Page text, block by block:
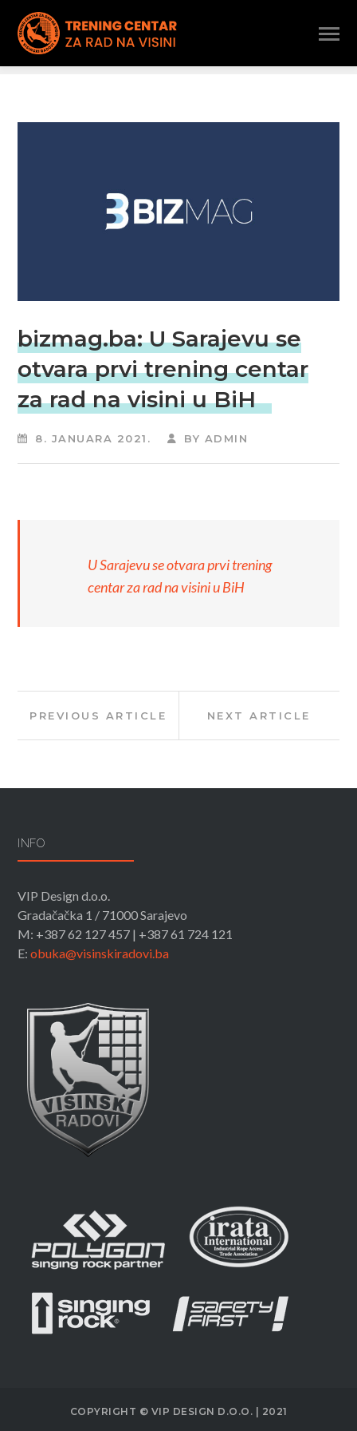
bizmag.ba: U Sarajevu se
otvara prvi trening centar
za rad na visini u BiH
8. JANUARA 2021. BY ADMIN
U Sarajevu se otvara prvi trening
centar za rad na visini u BiH
PREVIOUS ARTICLE NEXT ARTICLE
INFO
VIP Design d.o.o.
Gradačačka 1 / 71000 Sarajevo
M: +387 62 127 457 | +387 61 724 121
E:obuka@visinskiradovi.ba
COPYRIGHT © VIP DESIGN D.O.O. | 2021